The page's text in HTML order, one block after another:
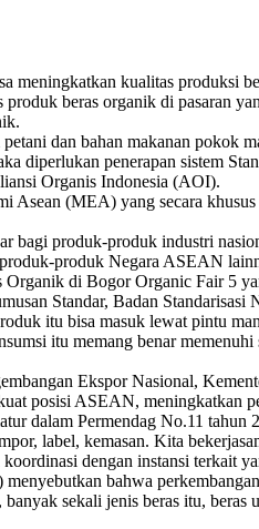
kualitas produksi
beras organik di pasaran
dan bahan makanan pokok
diperlukan penerapan sistem
Organis Indonesia (AOI).
(MEA) yang secara
bagi produk-produk industri
produk Negara ASEAN
di Bogor Organic Fair 5
Standar, Badan
itu bisa masuk lewat pintu
itu memang benar
Ekspor Nasional,
posisi ASEAN,
dalam Permendag No.11
label, kemasan. Kita
dengan instansi terkait
bahwa
sekali jenis beras itu,